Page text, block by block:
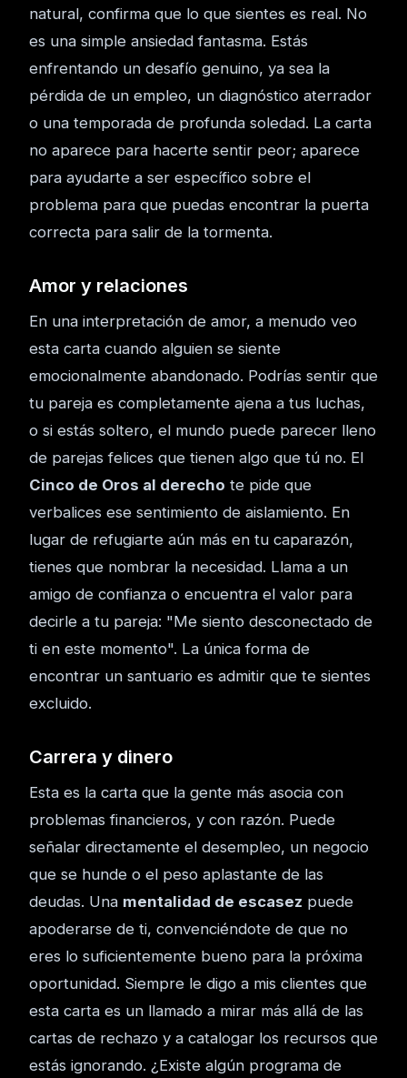
natural, confirma que lo que sientes es real. No
es una simple ansiedad fantasma. Estás
enfrentando un desafío genuino, ya sea la
pérdida de un empleo, un diagnóstico aterrador
o una temporada de profunda soledad. La carta
no aparece para hacerte sentir peor; aparece
para ayudarte a ser específico sobre el
problema para que puedas encontrar la puerta
correcta para salir de la tormenta.
Amor y relaciones
En una interpretación de amor, a menudo veo
esta carta cuando alguien se siente
emocionalmente abandonado. Podrías sentir que
tu pareja es completamente ajena a tus luchas,
o si estás soltero, el mundo puede parecer lleno
de parejas felices que tienen algo que tú no. El
Cinco de Oros al derecho te pide que
verbalices ese sentimiento de aislamiento. En
lugar de refugiarte aún más en tu caparazón,
tienes que nombrar la necesidad. Llama a un
amigo de confianza o encuentra el valor para
decirle a tu pareja: "Me siento desconectado de
ti en este momento". La única forma de
encontrar un santuario es admitir que te sientes
excluido.
Carrera y dinero
Esta es la carta que la gente más asocia con
problemas financieros, y con razón. Puede
señalar directamente el desempleo, un negocio
que se hunde o el peso aplastante de las
deudas. Una mentalidad de escasez puede
apoderarse de ti, convenciéndote de que no
eres lo suficientemente bueno para la próxima
oportunidad. Siempre le digo a mis clientes que
esta carta es un llamado a mirar más allá de las
cartas de rechazo y a catalogar los recursos que
estás ignorando. ¿Existe algún programa de